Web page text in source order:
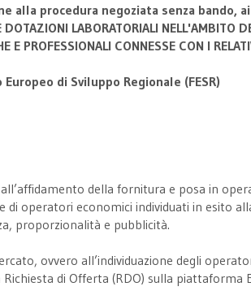
alla procedura negoziata senza bando,
LABORATORIALI NELL'AMBITO
E PROFESSIONALI CONNESSE CON I
di Sviluppo Regionale (FESR)
della fornitura e posa in
operatori economici individuati in esito
proporzionalità e pubblicità.
ovvero all’individuazione degli
di Offerta (RDO) sulla piattaforma